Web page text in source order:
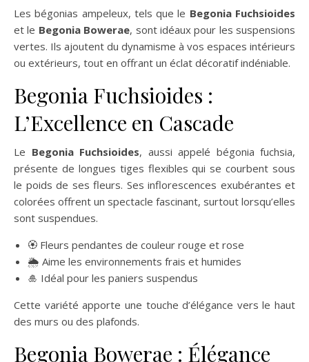
Les bégonias ampeleux, tels que le Begonia Fuchsioides
et le Begonia Bowerae, sont idéaux pour les suspensions
vertes. Ils ajoutent du dynamisme à vos espaces intérieurs
ou extérieurs, tout en offrant un éclat décoratif indéniable.
Begonia Fuchsioides :
L’Excellence en Cascade
Le Begonia Fuchsioides, aussi appelé bégonia fuchsia,
présente de longues tiges flexibles qui se courbent sous
le poids de ses fleurs. Ses inflorescences exubérantes et
colorées offrent un spectacle fascinant, surtout lorsqu’elles
sont suspendues.
🏵️ Fleurs pendantes de couleur rouge et rose
🌦️ Aime les environnements frais et humides
🎍 Idéal pour les paniers suspendus
Cette variété apporte une touche d’élégance vers le haut
des murs ou des plafonds.
Begonia Bowerae : Élégance